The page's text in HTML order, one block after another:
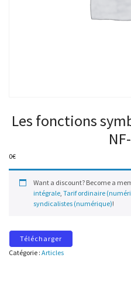
Les fonctions
0€
Want a discount? Become a
intégrale, Tarif ordinaire
syndicalistes (numérique)!
Télécharger
Catégorie : Articles